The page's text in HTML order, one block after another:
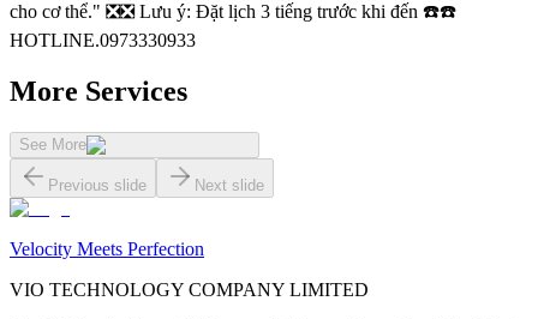
cho cơ thể." ❎❎ Lưu ý: Đặt lịch 3 tiếng trước khi đến ☎️☎️
HOTLINE.0973330933
More Services
See More
Previous slide Next slide
Velocity Meets Perfection
VIO TECHNOLOGY COMPANY LIMITED